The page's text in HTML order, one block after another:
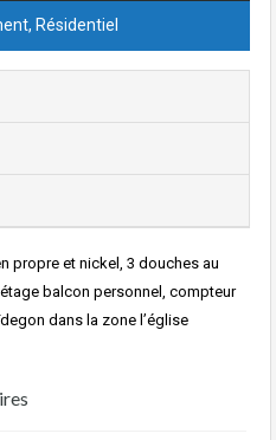
Résidentiel
propre et nickel, 3 douches au
balcon personnel, compteur
dans la zone l’église